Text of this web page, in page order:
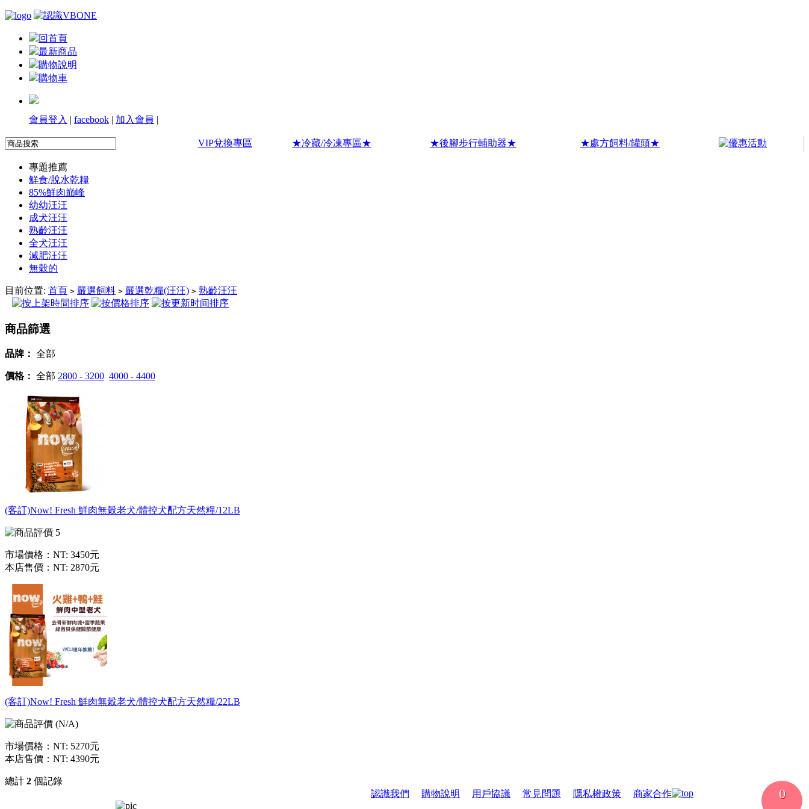
回首頁
最新商品
購物說明
購物車
會員登入 | facebook | 加入會員 |
VIP兌換專區 ★冷藏/冷凍專區★ ★後腳步行輔助器★ ★處方飼料/罐頭★
專題推薦
鮮食/脫水乾糧
85%鮮肉巔峰
幼幼汪汪
成犬汪汪
熟齡汪汪
全犬汪汪
減肥汪汪
無穀的
目前位置: 首頁 > 嚴選飼料 > 嚴選乾糧(汪汪) > 熟齡汪汪
商品篩選
品牌： 全部
價格： 全部 2800 - 3200 4000 - 4400
(客訂)Now! Fresh 鮮肉無穀老犬/體控犬配方天然糧/12LB
市場價格： NT: 3450元
本店售價： NT: 2870元
(客訂)Now! Fresh 鮮肉無穀老犬/體控犬配方天然糧/22LB
市場價格： NT: 5270元
本店售價： NT: 4390元
總計 2 個記錄
0
認識我們 購物說明 用戶協議 常見問題 隱私權政策 商家合作